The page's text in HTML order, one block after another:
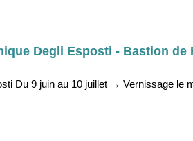
Degli Esposti - Bastion de
Du 9 juin au 10 juillet → Vernissage le